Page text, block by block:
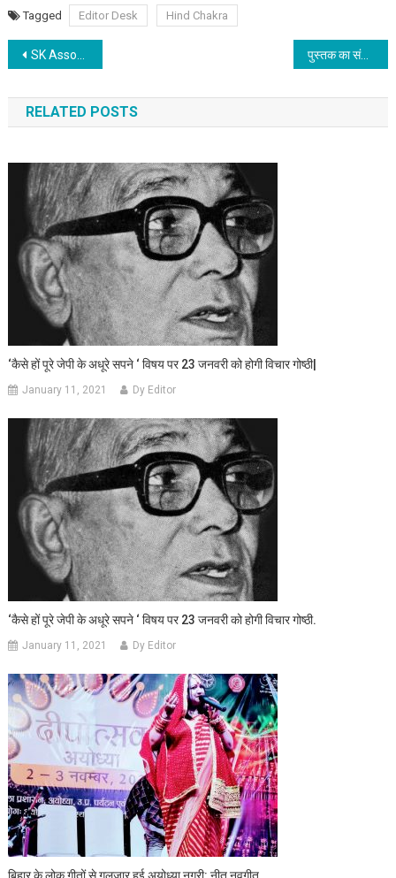
Tagged Editor Desk Hind Chakra
Post navigation
SK Associates & Group organized an International Conference on Ecopreneurship: Emerging Trends in Sustainable Entrepreneurship; see the experts opinion पुस्तक का संदेश जन -२ तक पहुंचाने के लिए माध्यम हिंदी होना चाहिए : संजय कुमार
RELATED POSTS
‘कैसे हों पूरे जेपी के अधूरे सपने ‘ विषय पर 23 जनवरी को होगी विचार गोष्ठी|
January 11, 2021 Dy Editor
‘कैसे हों पूरे जेपी के अधूरे सपने ‘ विषय पर 23 जनवरी को होगी विचार गोष्ठी.
January 11, 2021 Dy Editor